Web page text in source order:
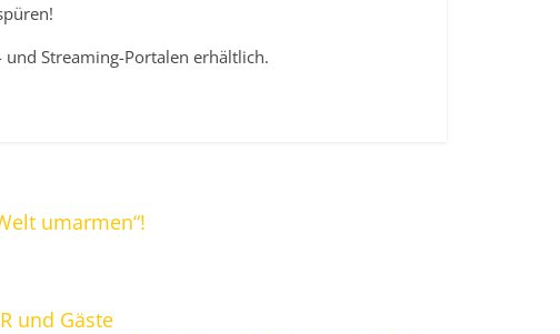
Streaming-Portalen erhältlich.
umarmen“!
und Gäste